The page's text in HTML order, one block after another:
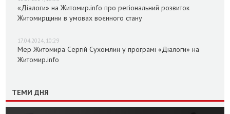
«Діалоги» на Житомир.info про регіональний розвиток
Житомирщини в умовах воєнного стану
17.04.2024, 10:29
Мер Житомира Сергій Сухомлин у програмі «Діалоги» на
Житомир.info
ТЕМИ ДНЯ